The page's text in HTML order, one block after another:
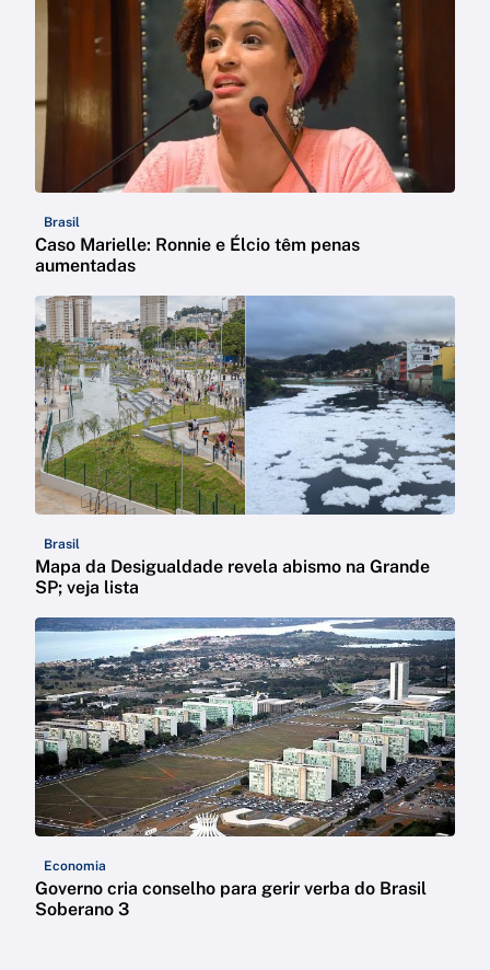
Brasil
Caso Marielle: Ronnie e Élcio têm penas
aumentadas
Brasil
Mapa da Desigualdade revela abismo na Grande
SP; veja lista
Economia
Governo cria conselho para gerir verba do Brasil
Soberano 3